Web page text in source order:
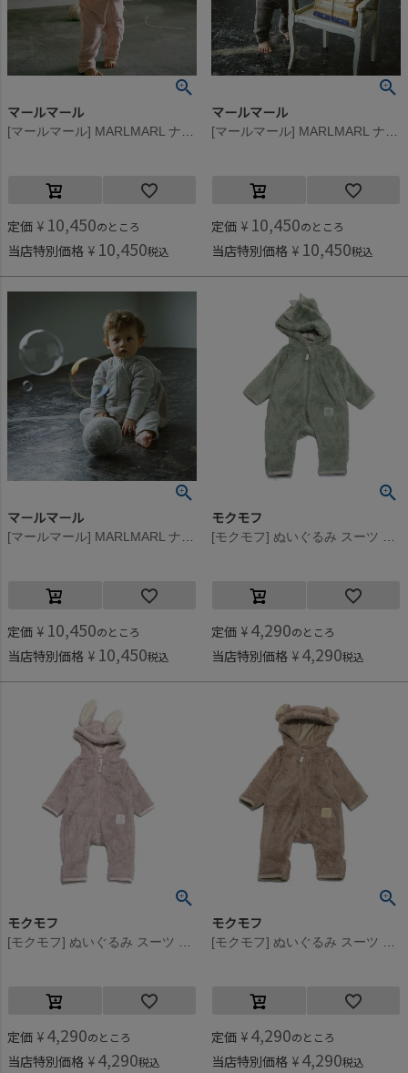
マールマール
[マールマール] MARLMARL ナイトウェア ララバイ 1 bunny peachpuff
定価 ¥ 10,450のところ
当店特別価格 ¥ 10,450税込
マールマール
[マールマール] MARLMARL ナイトウェア ララバイ 4 bear smoke
定価 ¥ 10,450のところ
当店特別価格 ¥ 10,450税込
マールマール
[マールマール] MARLMARL ナイトウェア ララバイ 2 bunny cloud
定価 ¥ 10,450のところ
当店特別価格 ¥ 10,450税込
モクモフ
[モクモフ] ぬいぐるみ スーツ ライトグリーン(LG)
定価 ¥ 4,290のところ
当店特別価格 ¥ 4,290税込
モクモフ
[モクモフ] ぬいぐるみ スーツ ピンク(PK)
定価 ¥ 4,290のところ
当店特別価格 ¥ 4,290税込
モクモフ
[モクモフ] ぬいぐるみ スーツ モカベージュ(MB)
定価 ¥ 4,290のところ
当店特別価格 ¥ 4,290税込